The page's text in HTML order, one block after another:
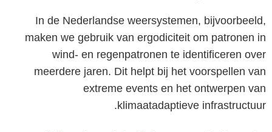
In de Nederlandse weersystemen, bijvoorbeeld,
maken we gebruik van ergodiciteit om patronen in
wind- en regenpatronen te identificeren over
meerdere jaren. Dit helpt bij het voorspellen van
extreme events en het ontwerpen van
klimaatadaptieve infrastructuur.